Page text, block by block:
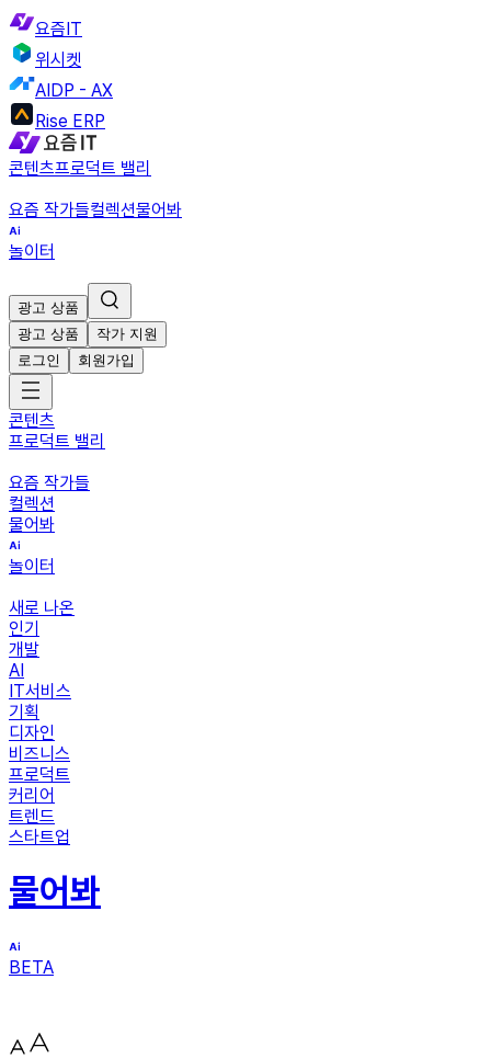
요즘IT
위시켓
AIDP - AX
Rise ERP
콘텐츠프로덕트 밸리
요즘 작가들컬렉션물어봐
놀이터
광고 상품
광고 상품
작가 지원
로그인
회원가입
콘텐츠
프로덕트 밸리
요즘 작가들
컬렉션
물어봐
놀이터
새로 나온
인기
개발
AI
IT서비스
기획
디자인
비즈니스
프로덕트
커리어
트렌드
스타트업
물어봐
BETA